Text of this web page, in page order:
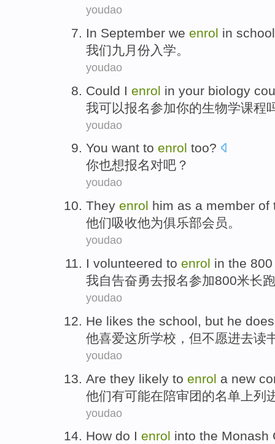
youdao
In September we enrol in
我们九月份入学。
youdao
Could I enrol in your biology
我可以报名参加你的生物学课程
youdao
You want to enrol too?
你也想报名对吧？
youdao
They enrol him as a member of
他们吸收他为俱乐部会员。
youdao
I volunteered to enrol in the
我自告奋勇去报名参加800米长
youdao
He likes the school, but he
他喜爱这所学校 ， 但不愿进去读
youdao
Are they likely to enrol a new
他们有可能在陪审团的名单上列
youdao
How do I enrol into the Monash